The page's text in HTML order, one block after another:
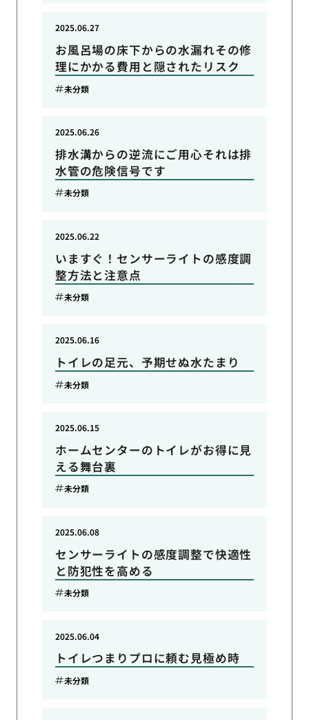
お風呂場の床下からの水漏れその修
理にかかる費用と隠されたリスク
2025.06.27
未分類
排水溝からの逆流にご用心それは排
水管の危険信号です
2025.06.26
未分類
いますぐ！センサーライトの感度調
整方法と注意点
2025.06.22
未分類
トイレの足元、予期せぬ水たまり
2025.06.16
未分類
ホームセンターのトイレがお得に見
える舞台裏
2025.06.15
未分類
センサーライトの感度調整で快適性
と防犯性を高める
2025.06.08
未分類
トイレつまりプロに頼む見極め時
2025.06.04
未分類